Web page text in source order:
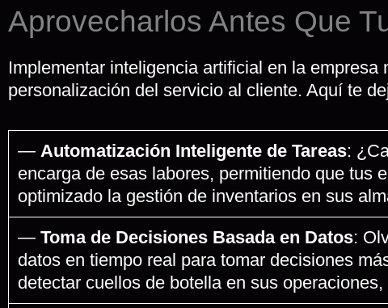
Aprovecharlos Antes Que
Implementar inteligencia artificial en la
personalización del servicio al cliente. Aquí te
— Automatización Inteligente de Tareas:
encarga de esas labores, permitiendo que tus
optimizado la gestión de inventarios en sus
—Toma de Decisiones Basada en Datos:
datos en tiempo real para tomar decisiones
detectar cuellos de botella en sus